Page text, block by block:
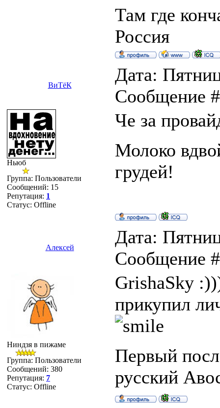
Там где
Россия
ВиТёК
Дата:
Сообщение
Ньюб
Группа: Пользователи
Сообщений: 15
Репутация: 1
Статус: Offline
Че за
Молоко
грудей!
Алексей
Дата:
Сообщение
Ниндзя в пижаме
Группа: Пользователи
Сообщений: 380
Репутация: 7
Статус: Offline
GrishaSky
прикупил
Первый
русский